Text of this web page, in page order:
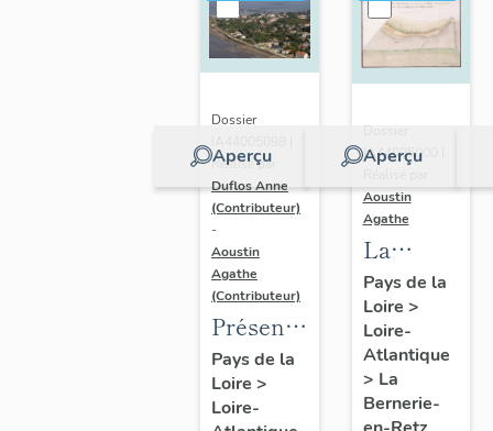
Aperçu
Dossier
Réalisé par
Duflos Anne
(Contributeur)
-
Aoustin
Agathe
(Contributeur)
Présentation
de la
commune
de Saint-
Pays de la
Loire >
Loire-
Aperçu
Dossier
IA44005000 |
Aoustin
Agathe
La
Bernerie-
en-Retz :
de la
commune
Pays de la
Loire >
Loire-
Atlantique
> La
Bernerie-